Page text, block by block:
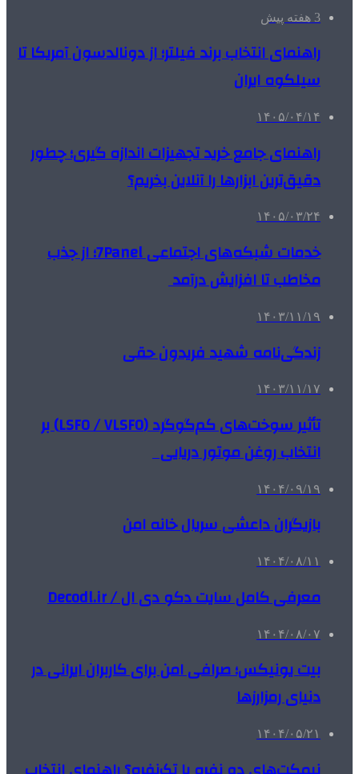
3 هفته پیش
راهنمای انتخاب برند فیلتر؛ از دونالدسون آمریکا تا
سیلکوه ایران
۱۴۰۵/۰۴/۱۴
راهنمای جامع خرید تجهیزات اندازه گیری؛ چطور
دقیق‌ترین ابزارها را آنلاین بخریم؟
۱۴۰۵/۰۳/۲۴
خدمات شبکه‌های اجتماعی 7Panel؛ از جذب
مخاطب تا افزایش درآمد
۱۴۰۳/۱۱/۱۹
زندگی‌نامه شهید فریدون حقی
۱۴۰۳/۱۱/۱۷
تأثیر سوخت‌های کم‌گوگرد (LSFO / VLSFO) بر
انتخاب روغن موتور دریایی
۱۴۰۴/۰۹/۱۹
بازیگران داعشی سریال خانه امن
۱۴۰۴/۰۸/۱۱
معرفی کامل سایت دکو دی ال / Decodl.ir
۱۴۰۴/۰۸/۰۷
بیت یونیکس؛ صرافی امن برای کاربران ایرانی در
دنیای رمزارزها
۱۴۰۴/۰۵/۲۱